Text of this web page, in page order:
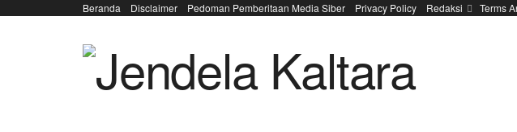
Beranda Disclaimer Pedoman Pemberitaan Media Siber Privacy Policy Redaksi Terms